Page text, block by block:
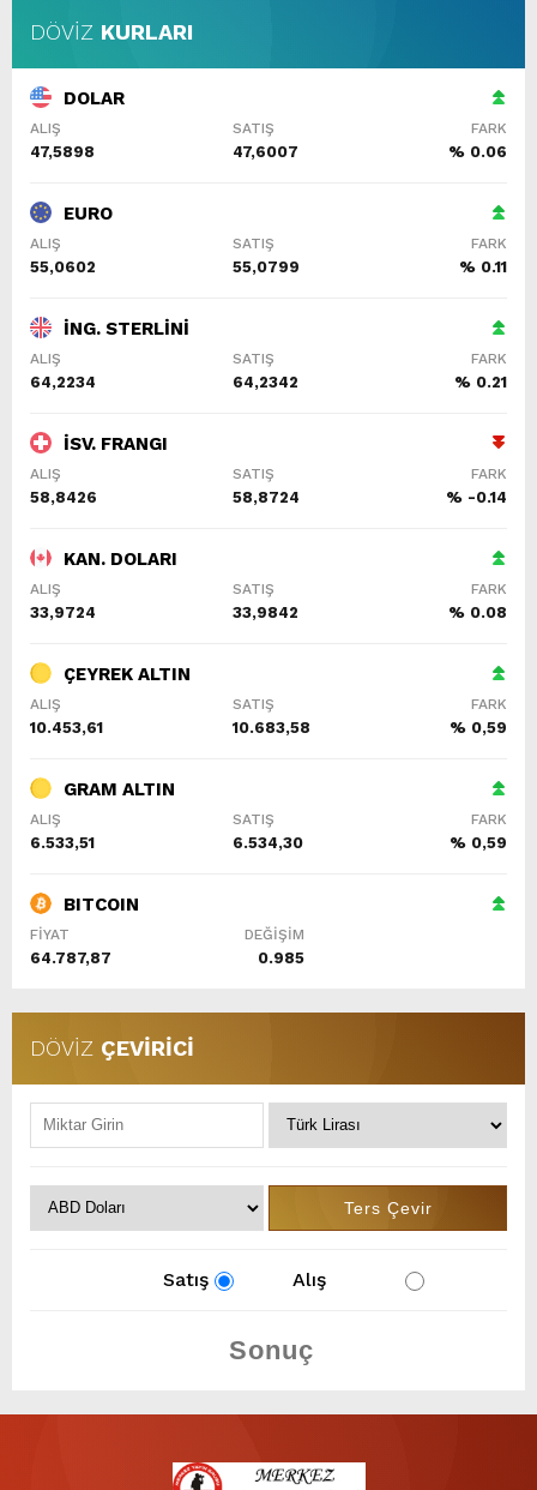
DÖVİZ KURLARI
DOLAR
ALIŞ SATIŞ FARK
47,5898 47,6007 % 0.06
EURO
ALIŞ SATIŞ FARK
55,0602 55,0799 % 0.11
İNG. STERLİNİ
ALIŞ SATIŞ FARK
64,2234 64,2342 % 0.21
İSV. FRANGI
ALIŞ SATIŞ FARK
58,8426 58,8724 % -0.14
KAN. DOLARI
ALIŞ SATIŞ FARK
33,9724 33,9842 % 0.08
ÇEYREK ALTIN
ALIŞ SATIŞ FARK
10.453,61 10.683,58 % 0,59
GRAM ALTIN
ALIŞ SATIŞ FARK
6.533,51 6.534,30 % 0,59
BITCOIN
FİYAT DEĞİŞİM
64.787,87 0.985
DÖVİZ ÇEVİRİCİ
Satış Alış